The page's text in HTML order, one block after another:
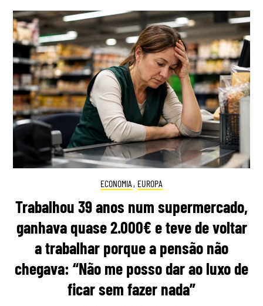
ECONOMIA , EUROPA
Trabalhou 39 anos num supermercado,
ganhava quase 2.000€ e teve de voltar
a trabalhar porque a pensão não
chegava: “Não me posso dar ao luxo de
ficar sem fazer nada”